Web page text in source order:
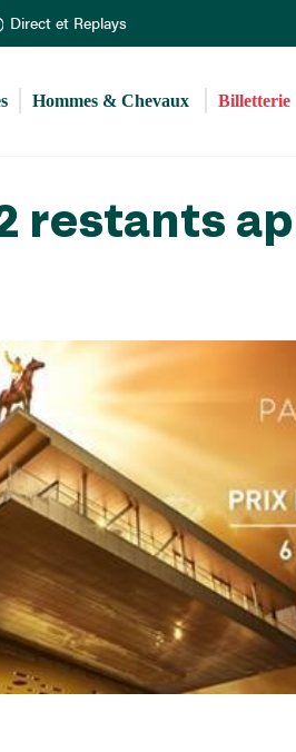
Direct et Replays
Hommes & Chevaux Billetterie
restants